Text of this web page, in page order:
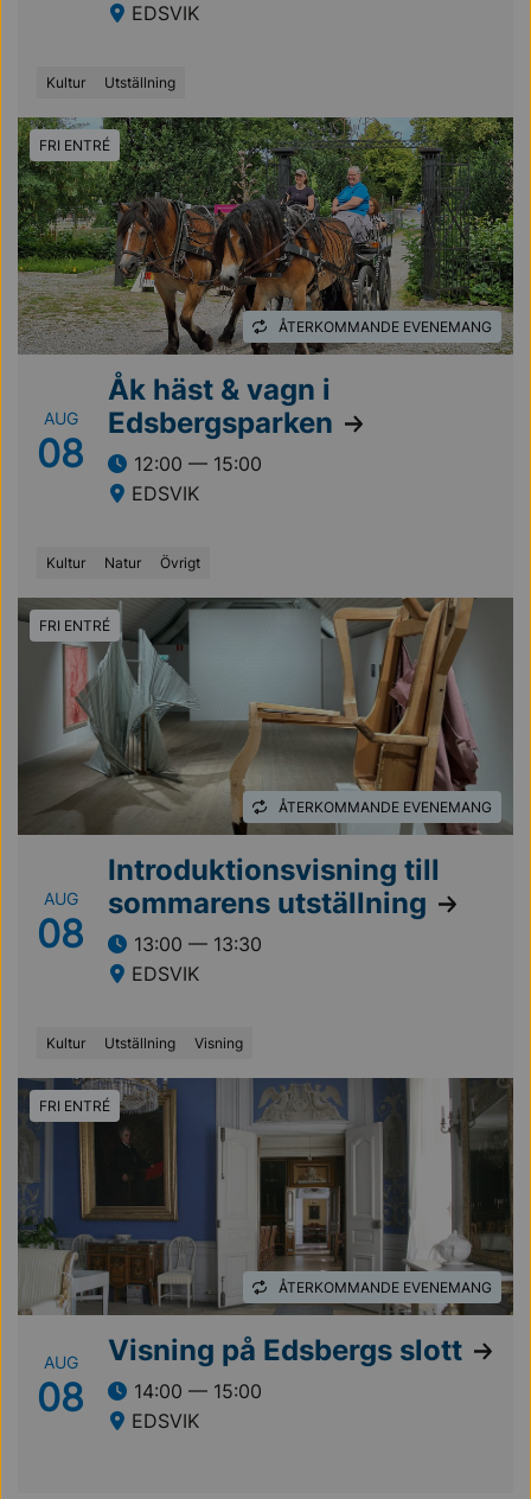
EDSVIK
Kultur Utställning
FRI ENTRÉ
ÅTERKOMMANDE EVENEMANG
AUG
08
Åk häst & vagn i
Edsbergsparken
12:00 — 15:00
EDSVIK
Kultur Natur Övrigt
FRI ENTRÉ
ÅTERKOMMANDE EVENEMANG
AUG
08
Introduktionsvisning till
sommarens utställning
13:00 — 13:30
EDSVIK
Kultur Utställning Visning
FRI ENTRÉ
ÅTERKOMMANDE EVENEMANG
AUG
08
Visning på Edsbergs slott
14:00 — 15:00
EDSVIK